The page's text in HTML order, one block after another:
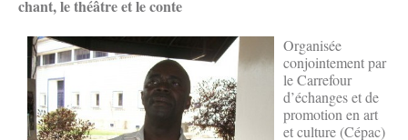
chant, le théâtre et le conte
Organisée
conjointement par
le Carrefour
d’échanges et de
promotion en art
et culture (Cépac)